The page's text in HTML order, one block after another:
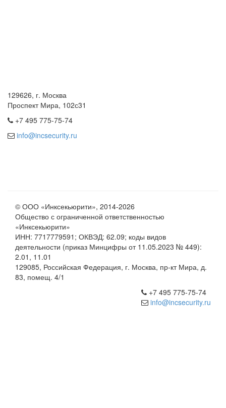
129626, г. Москва
Проспект Мира, 102с31
+7 495 775-75-74
info@incsecurity.ru
© ООО «Инксекьюрити», 2014-2026
Общество с ограниченной ответственностью
«Инксекьюрити»
ИНН: 7717779591; ОКВЭД: 62.09; коды видов
деятельности (приказ Минцифры от 11.05.2023 № 449):
2.01, 11.01
129085, Российская Федерация, г. Москва, пр-кт Мира, д.
83, помещ. 4/1
+7 495 775-75-74
info@incsecurity.ru